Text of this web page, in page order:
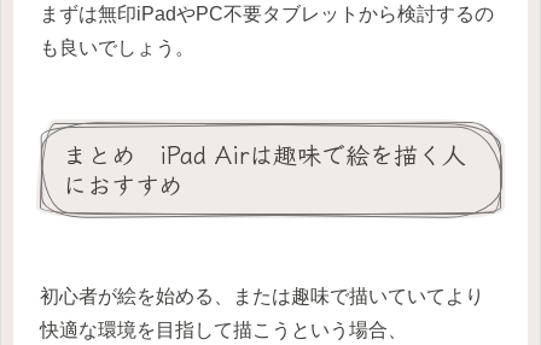
まずは無印iPadやPC不要タブレットから検討するの
も良いでしょう。
まとめ iPad Airは趣味で絵を描く人
におすすめ
初心者が絵を始める、または趣味で描いていてより
快適な環境を目指して描こうという場合、